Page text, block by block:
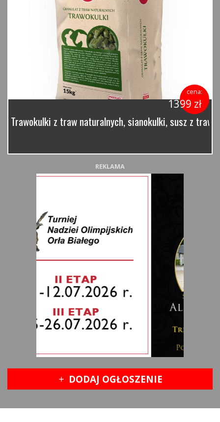
cena:
1399 zł
Trawokulki z traw naturalnych, sianokulki, susz z traw
REKLAMA
add DODAJ OGŁOSZENIE